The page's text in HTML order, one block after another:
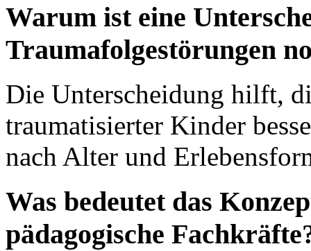
Warum ist eine
Traumafolgestörungen
Die Unterscheidung hilft,
traumatisierter Kinder
nach Alter und
Was bedeutet das
pädagogische